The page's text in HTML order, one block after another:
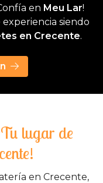
en Meu Lar!
siendo
en Crecente.
lugar de
en Crecente,